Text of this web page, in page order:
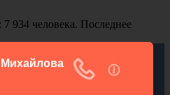
7 934 человека. Последнее